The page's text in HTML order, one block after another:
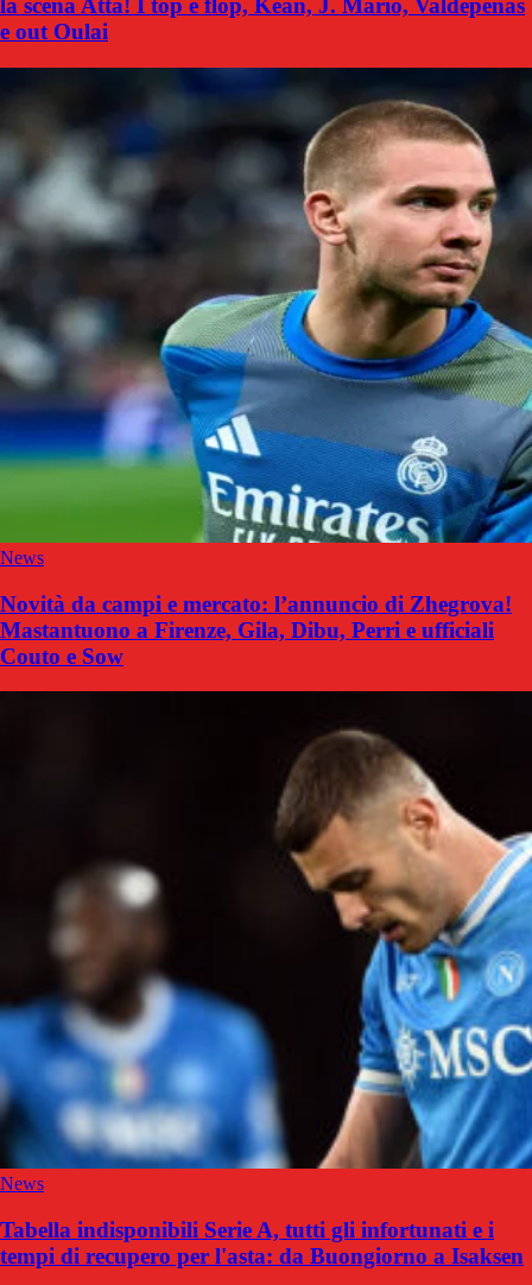
la scena Atta! I top e flop, Kean, J. Mario, Valdepenas
e out Oulai
News
Novità da campi e mercato: l’annuncio di Zhegrova!
Mastantuono a Firenze, Gila, Dibu, Perri e ufficiali
Couto e Sow
News
Tabella indisponibili Serie A, tutti gli infortunati e i
tempi di recupero per l'asta: da Buongiorno a Isaksen